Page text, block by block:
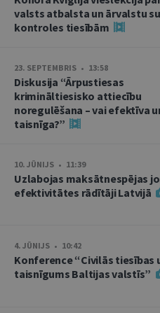
valsts atbalsta un ārvalstu
kontroles tiesībām
23. SEPTEMBRIS • 13:58
Diskusija “Ārpustiesas
krimināltiesisko attiecību
noregulēšana – vai efektīva
taisnīga?”
10. JŪNIJS • 11:39
Uzlabojas maksātnespējas
efektivitātes rādītāji Latvijā
4. JŪNIJS • 10:42
Konference “Civilās tiesības
taisnīgums Baltijas valstīs”